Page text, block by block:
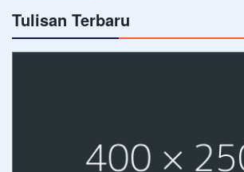
Tulisan Terbaru